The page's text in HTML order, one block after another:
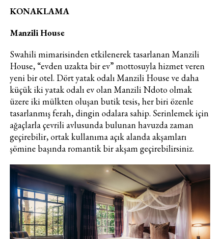
KONAKLAMA
Manzili House
Swahili mimarisinden etkilenerek tasarlanan Manzili
House, “evden uzakta bir ev” mottosuyla hizmet veren
yeni bir otel. Dört yatak odalı Manzili House ve daha
küçük iki yatak odalı ev olan Manzili Ndoto olmak
üzere iki mülkten oluşan butik tesis, her biri özenle
tasarlanmış ferah, dingin odalara sahip. Serinlemek için
ağaçlarla çevrili avlusunda bulunan havuzda zaman
geçirebilir, ortak kullanıma açık alanda akşamları
şömine başında romantik bir akşam geçirebilirsiniz.